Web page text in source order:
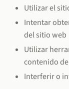
Utilizar el
Intentar
del sitio web
Utilizar
contenido
Interferir o